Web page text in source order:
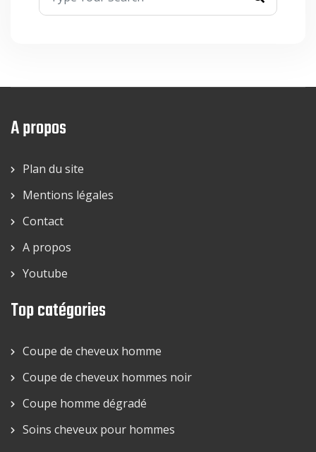
A propos
Plan du site
Mentions légales
Contact
A propos
Youtube
Top catégories
Coupe de cheveux homme
Coupe de cheveux hommes noir
Coupe homme dégradé
Soins cheveux pour hommes